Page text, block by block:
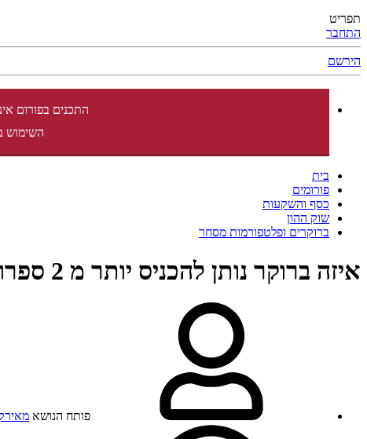
תפריט
התחבר
הירשם
התכנים בפורום
השימוש
בית
פורומים
כסף והשקעות
שוק ההון
ברוקרים ופלטפורמות מסחר
איזה ברוקר נותן להכניס יותר מ 2 ספרות אחרי הנקודה בערך לימיט בניירות חו"ל
פותח הנושא